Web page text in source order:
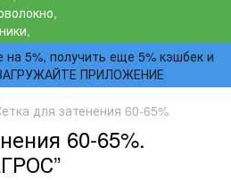
5%, получить еще 5% кэшбек и
ПРИЛОЖЕНИЕ
для затенения 60-65%
60-65%.